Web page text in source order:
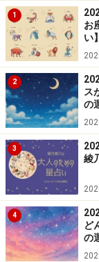
はず。初動運、
きましょう。
おひつじ
「突進」が基本
になると、パッ
的に押して口説
も多いはず。
また、一気に燃
折り合いがつき
ないと、相手が
1
お
い】
2
ス
の
3
綾
4
ど
の